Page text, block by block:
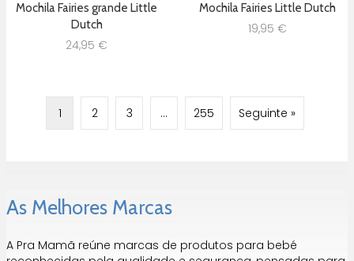
Mochila Fairies grande Little
Dutch
24,95 €
Mochila Fairies Little Dutch
19,95 €
1 2 3 … 255 Seguinte »
As Melhores Marcas
A Pra Mamã reúne marcas de produtos para bebé